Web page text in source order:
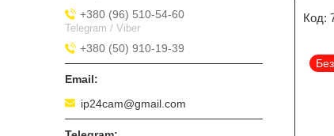
+380 (96) 510-54-60
Telegram / Viber
+380 (50) 910-19-39
ip24cam@gmail.com